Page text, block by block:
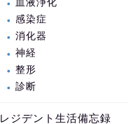
血液浄化
感染症
消化器
神経
整形
診断
レジデント生活備忘録